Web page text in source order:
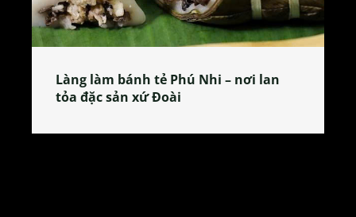
Làng làm bánh tẻ Phú Nhi – nơi lan
tỏa đặc sản xứ Đoài